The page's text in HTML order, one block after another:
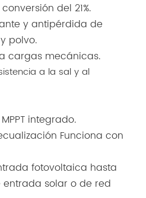
del 21%.
y antipérdida de
polvo.
cargas mecánicas.
a la sal y al
integrado.
Funciona con
fotovoltaica hasta
entrada solar o de red